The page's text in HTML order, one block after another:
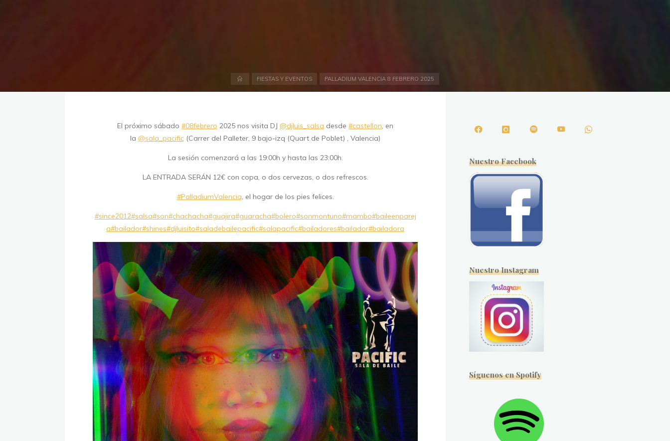
FIESTAS Y EVENTOS PALLADIUM VALENCIA 8 FEBRERO 2025
El próximo sábado #08febrero 2025 nos visita DJ @djluis_salsa desde #castellon, en
la @sala_pacific (Carrer del Palleter, 9 bajo-izq (Quart de Poblet) , Valencia)
La sesión comenzará a las 19:00h y hasta las 23:00h.
LA ENTRADA SERÁN 12€ con copa, o dos cervezas, o dos refrescos.
#PalladiumValencia, el hogar de los pies felices.
#since2012#salsa#son#chachacha#guajira#guaracha#bolero#sonmontuno#mambo#baileenparej
a#bailador#shines#djluisito#saladebailepacific#salapacific#bailadores#bailador#bailadora
Nuestro Facebook
Nuestro Instagram
Síguenos en Spotify